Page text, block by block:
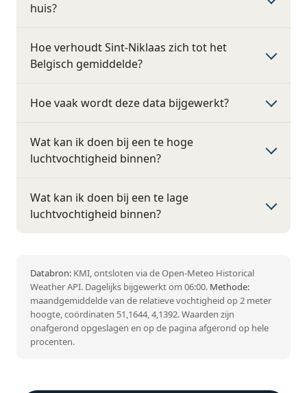
huis?
Hoe verhoudt Sint-Niklaas zich tot het
Belgisch gemiddelde?
Hoe vaak wordt deze data bijgewerkt?
Wat kan ik doen bij een te hoge
luchtvochtigheid binnen?
Wat kan ik doen bij een te lage
luchtvochtigheid binnen?
Databron: KMI, ontsloten via de Open-Meteo Historical
Weather API. Dagelijks bijgewerkt om 06:00. Methode:
maandgemiddelde van de relatieve vochtigheid op 2 meter
hoogte, coördinaten 51,1644, 4,1392. Waarden zijn
onafgerond opgeslagen en op de pagina afgerond op hele
procenten.